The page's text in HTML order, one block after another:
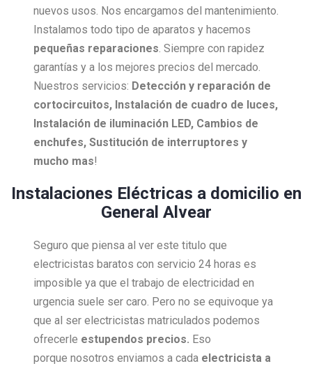
nuevos usos. Nos encargamos del mantenimiento.
Instalamos todo tipo de aparatos y hacemos
pequeñas reparaciones. Siempre con rapidez
garantías y a los mejores precios del mercado.
Nuestros servicios: Detección y reparación de
cortocircuitos, Instalación de cuadro de luces,
Instalación de iluminación LED, Cambios de
enchufes, Sustitución de interruptores y
mucho mas!
Instalaciones Eléctricas a domicilio en
General Alvear
Seguro que piensa al ver este titulo que
electricistas baratos con servicio 24 horas es
imposible ya que el trabajo de electricidad en
urgencia suele ser caro. Pero no se equivoque ya
que al ser electricistas matriculados podemos
ofrecerle estupendos precios. Eso
porque nosotros enviamos a cada electricista a